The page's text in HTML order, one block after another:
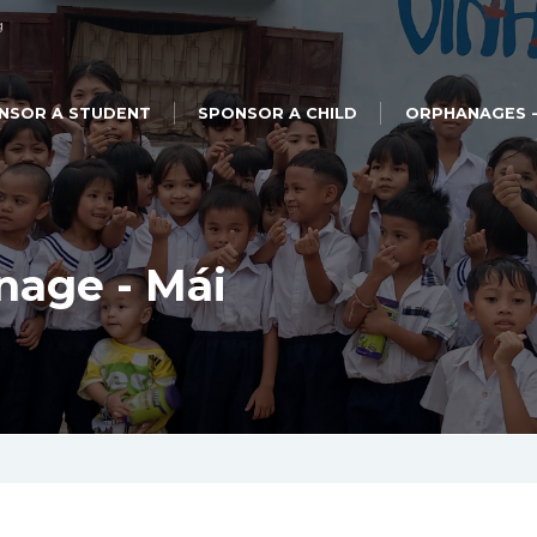
A STUDENT SPONSOR A CHILD ORPHANAGES
- Mái